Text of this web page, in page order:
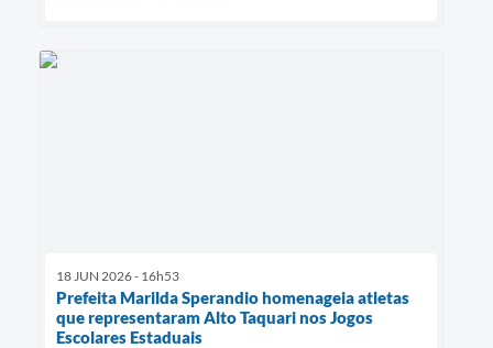
18 JUN 2026 - 16h53
Prefeita Marilda Sperandio homenageia atletas
que representaram Alto Taquari nos Jogos
Escolares Estaduais